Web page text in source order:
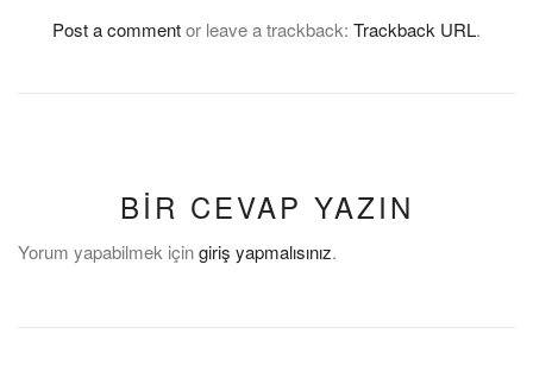
Post a commentor leave a trackback: Trackback URL.
BIR CEVAP YAZIN
Yorum yapabilmek içingiriş yapmalısınız.